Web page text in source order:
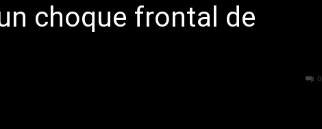
choque frontal de
0